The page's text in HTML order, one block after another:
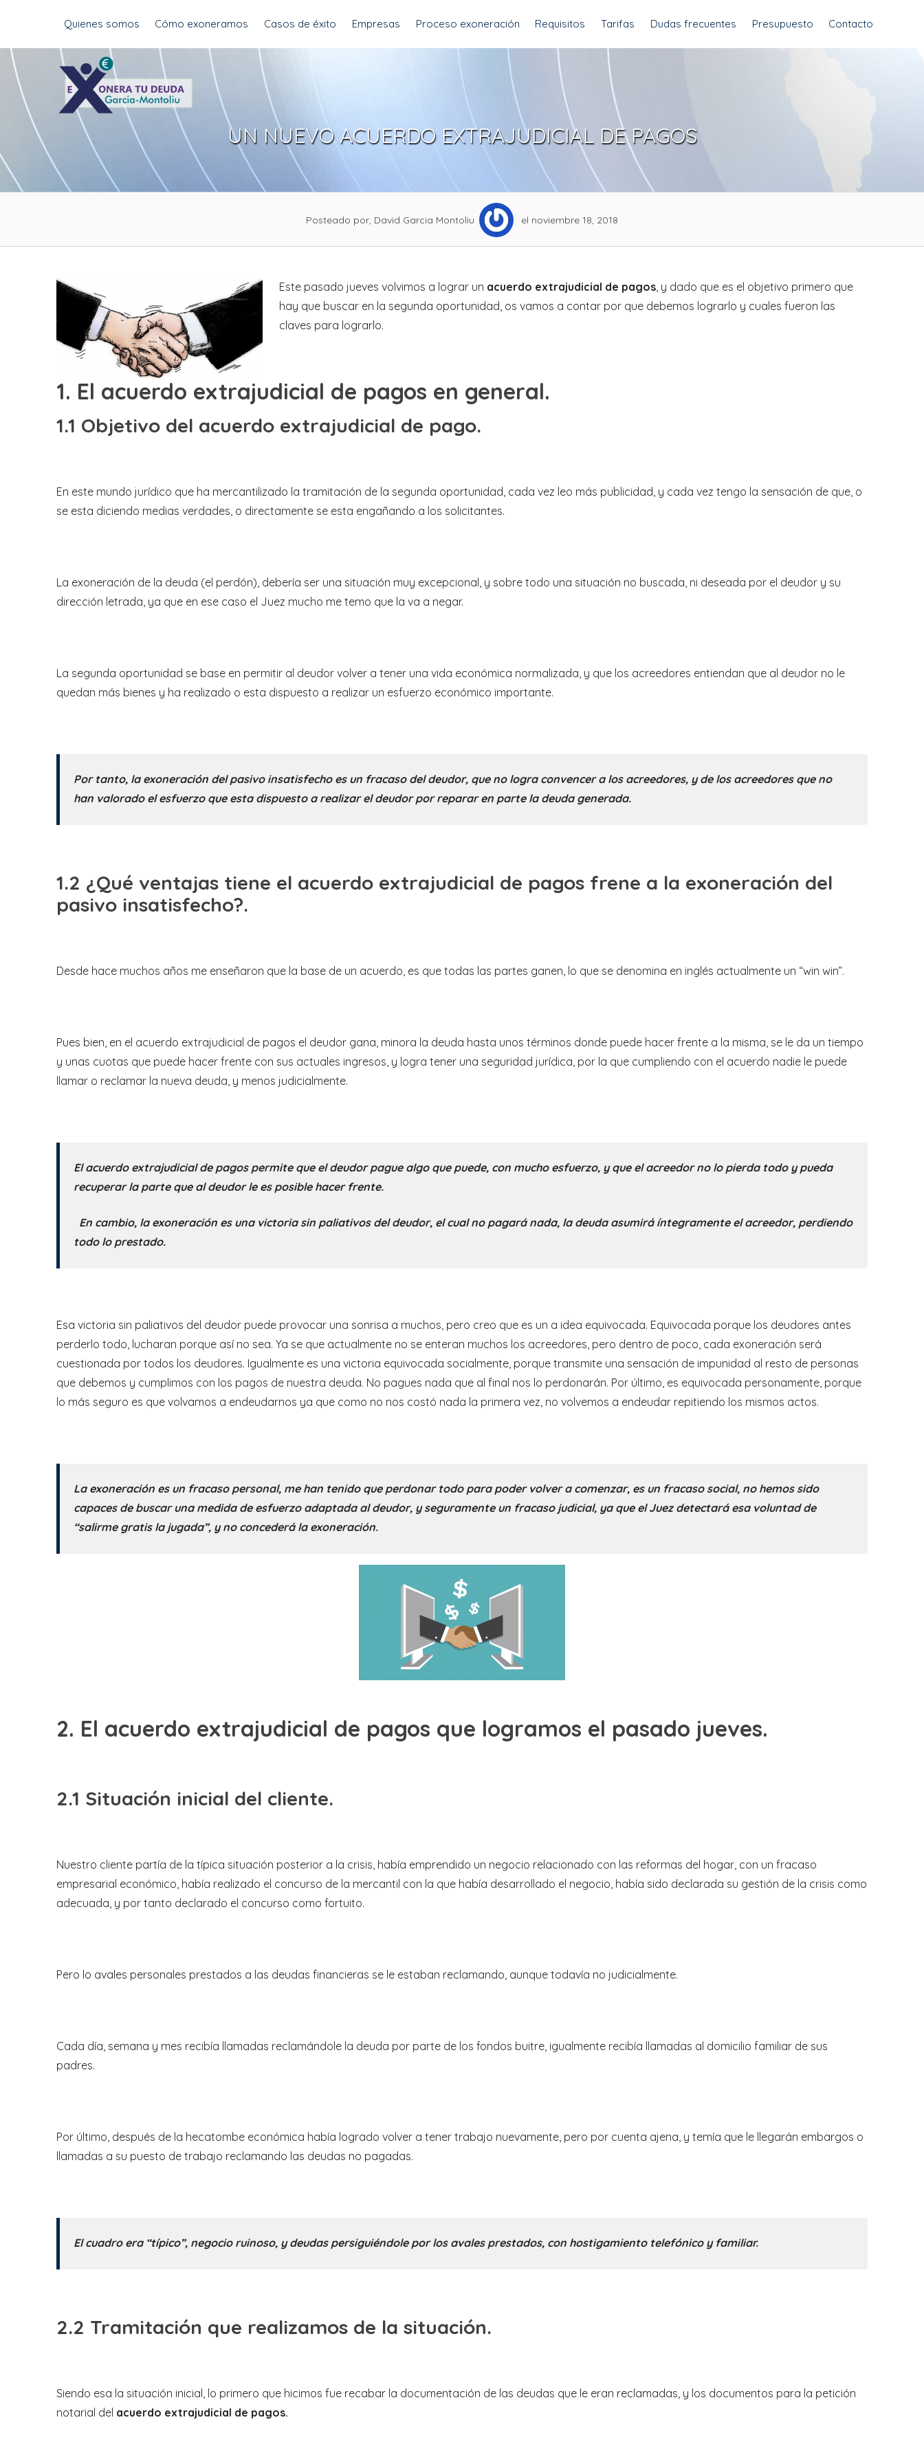
content
UN NUEVO ACUERDO EXTRAJUDICIAL DE PAGOS
Posteado por, David Garcia Montoliu el noviembre 18, 2018
Este pasado jueves volvimos a lograr un acuerdo extrajudicial de pagos, y dado que es el objetivo primero que
hay que buscar en la segunda oportunidad, os vamos a contar por que debemos lograrlo y cuales fueron las
claves para lograrlo.
1. El acuerdo extrajudicial de pagos en general.
1.1 Objetivo del acuerdo extrajudicial de pago.
En este mundo jurídico que ha mercantilizado la tramitación de la segunda oportunidad, cada vez leo más publicidad, y cada vez tengo la sensación de que, o
se esta diciendo medias verdades, o directamente se esta engañando a los solicitantes.
La exoneración de la deuda (el perdón), debería ser una situación muy excepcional, y sobre todo una situación no buscada, ni deseada por el deudor y su
dirección letrada, ya que en ese caso el Juez mucho me temo que la va a negar.
La segunda oportunidad se base en permitir al deudor volver a tener una vida económica normalizada, y que los acreedores entiendan que al deudor no le
quedan más bienes y ha realizado o esta dispuesto a realizar un esfuerzo económico importante.
Por tanto, la exoneración del pasivo insatisfecho es un fracaso del deudor, que no logra convencer a los acreedores, y de los acreedores que no
han valorado el esfuerzo que esta dispuesto a realizar el deudor por reparar en parte la deuda generada.
1.2 ¿Qué ventajas tiene el acuerdo extrajudicial de pagos frene a la exoneración del
pasivo insatisfecho?.
Desde hace muchos años me enseñaron que la base de un acuerdo, es que todas las partes ganen, lo que se denomina en inglés actualmente un “win win”.
Pues bien, en el acuerdo extrajudicial de pagos el deudor gana, minora la deuda hasta unos términos donde puede hacer frente a la misma, se le da un tiempo
y unas cuotas que puede hacer frente con sus actuales ingresos, y logra tener una seguridad jurídica, por la que cumpliendo con el acuerdo nadie le puede
llamar o reclamar la nueva deuda, y menos judicialmente.
El acuerdo extrajudicial de pagos permite que el deudor pague algo que puede, con mucho esfuerzo, y que el acreedor no lo pierda todo y pueda
recuperar la parte que al deudor le es posible hacer frente.
En cambio, la exoneración es una victoria sin paliativos del deudor, el cual no pagará nada, la deuda asumirá íntegramente el acreedor, perdiendo
todo lo prestado.
Esa victoria sin paliativos del deudor puede provocar una sonrisa a muchos, pero creo que es un a idea equivocada. Equivocada porque los deudores antes
perderlo todo, lucharan porque así no sea. Ya se que actualmente no se enteran muchos los acreedores, pero dentro de poco, cada exoneración será
cuestionada por todos los deudores. Igualmente es una victoria equivocada socialmente, porque transmite una sensación de impunidad al resto de personas
que debemos y cumplimos con los pagos de nuestra deuda. No pagues nada que al final nos lo perdonarán. Por último, es equivocada personamente, porque
lo más seguro es que volvamos a endeudarnos ya que como no nos costó nada la primera vez, no volvemos a endeudar repitiendo los mismos actos.
La exoneración es un fracaso personal, me han tenido que perdonar todo para poder volver a comenzar, es un fracaso social, no hemos sido
capaces de buscar una medida de esfuerzo adaptada al deudor, y seguramente un fracaso judicial, ya que el Juez detectará esa voluntad de
“salirme gratis la jugada”, y no concederá la exoneración.
2. El acuerdo extrajudicial de pagos que logramos el pasado jueves.
2.1 Situación inicial del cliente.
Nuestro cliente partía de la típica situación posterior a la crisis, había emprendido un negocio relacionado con las reformas del hogar, con un fracaso
empresarial económico, había realizado el concurso de la mercantil con la que había desarrollado el negocio, había sido declarada su gestión de la crisis como
adecuada, y por tanto declarado el concurso como fortuito.
Pero lo avales personales prestados a las deudas financieras se le estaban reclamando, aunque todavía no judicialmente.
Cada día, semana y mes recibía llamadas reclamándole la deuda por parte de los fondos buitre, igualmente recibía llamadas al domicilio familiar de sus
padres.
Por último, después de la hecatombe económica había logrado volver a tener trabajo nuevamente, pero por cuenta ajena, y temía que le llegarán embargos o
llamadas a su puesto de trabajo reclamando las deudas no pagadas.
El cuadro era “típico”, negocio ruinoso, y deudas persiguiéndole por los avales prestados, con hostigamiento telefónico y familiar.
2.2 Tramitación que realizamos de la situación.
Siendo esa la situación inicial, lo primero que hicimos fue recabar la documentación de las deudas que le eran reclamadas, y los documentos para la petición
notarial del acuerdo extrajudicial de pagos.
Quienes somos Cómo exoneramos Casos de éxito Empresas Proceso exoneración Requisitos Tarifas Dudas frecuentes Presupuesto Contacto